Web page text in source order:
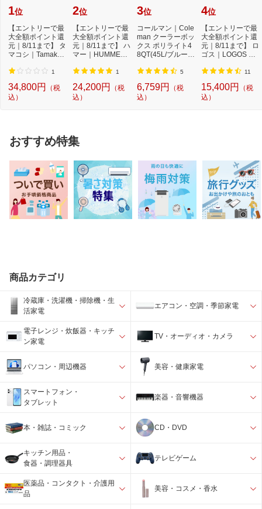
1位
【エントリーで最
大全額ポイント還
元｜8/11まで】 タ
マコシ｜Tamakos
1
34,800円
（税
込）
2位
【エントリーで最
大全額ポイント還
元｜8/11まで】 ハ
マー｜HUMMER
車 ...
1
24,200円
（税
込）
3位
コールマン｜Cole
man クーラーボッ
クス ポリライト4
8QT(45L/ブルー)
5
6,759円
（税
込）
4位
【エントリーで最
大全額ポイント還
元｜8/11まで】 ロ
ゴス｜LOGOS ク
ハ...
11
15,400円
（税
込）
おすすめ特集
商品カテゴリ
冷蔵庫・洗濯機・掃除機・生
活家電
エアコン・空調・季節家電
電子レンジ・炊飯器・キッチ
ン家電
TV・オーディオ・カメラ
パソコン・周辺機器 美容・健康家電
スマートフォン・
タブレット
楽器・音響機器
本・雑誌・コミック CD・DVD
キッチン用品・
食器・調理器具
テレビゲーム
医薬品・コンタクト・介護用
品
美容・コスメ・香水